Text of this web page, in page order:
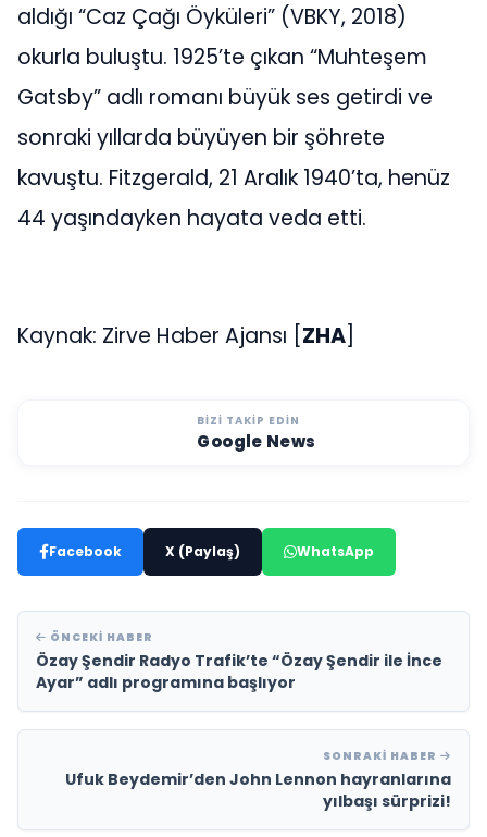
aldığı “Caz Çağı Öyküleri” (VBKY, 2018)
okurla buluştu. 1925’te çıkan “Muhteşem
Gatsby” adlı romanı büyük ses getirdi ve
sonraki yıllarda büyüyen bir şöhrete
kavuştu. Fitzgerald, 21 Aralık 1940’ta, henüz
44 yaşındayken hayata veda etti.
Kaynak: Zirve Haber Ajansı [ ZHA
BIZI TAKIP EDIN
Google News
Facebook X (Paylaş) WhatsApp
ÖNCEKI HABER
Özay Şendir Radyo Trafik’te “Özay Şendir ile İnce
Ayar” adlı programına başlıyor
SONRAKI HABER
Ufuk Beydemir’den John Lennon hayranlarına
yılbaşı sürprizi!